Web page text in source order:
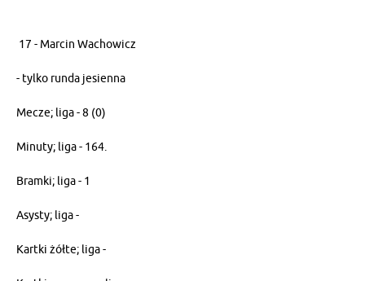
17 - Marcin Wachowicz
- tylko runda jesienna
Mecze; liga - 8 (0)
Minuty; liga - 164.
Bramki; liga - 1
Asysty; liga -
Kartki żółte; liga -